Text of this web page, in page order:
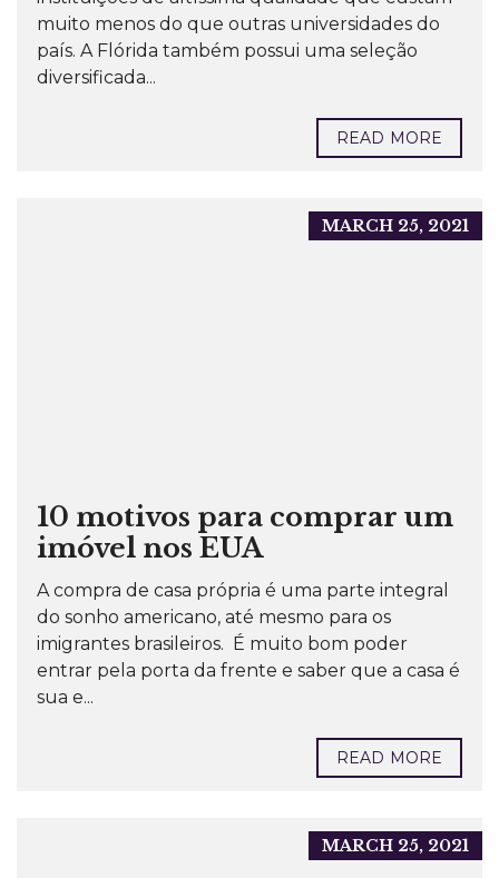
muito menos do que outras universidades do
país. A Flórida também possui uma seleção
diversificada...
READ MORE
MARCH 25, 2021
10 motivos para comprar um
imóvel nos EUA
A compra de casa própria é uma parte integral
do sonho americano, até mesmo para os
imigrantes brasileiros. É muito bom poder
entrar pela porta da frente e saber que a casa é
sua e...
READ MORE
MARCH 25, 2021